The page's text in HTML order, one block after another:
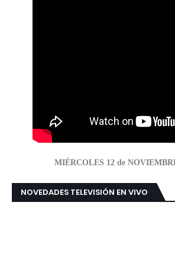
MIÉRCOLES 12 de
NOVEDADES TELEVISIÓN EN VIVO